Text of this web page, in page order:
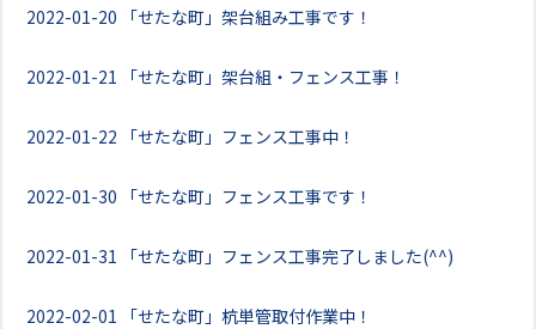
2022-01-20 「せたな町」架台組み工事です！
2022-01-21 「せたな町」架台組・フェンス工事！
2022-01-22 「せたな町」フェンス工事中！
2022-01-30 「せたな町」フェンス工事です！
2022-01-31 「せたな町」フェンス工事完了しました(^^)
2022-02-01 「せたな町」杭単管取付作業中！